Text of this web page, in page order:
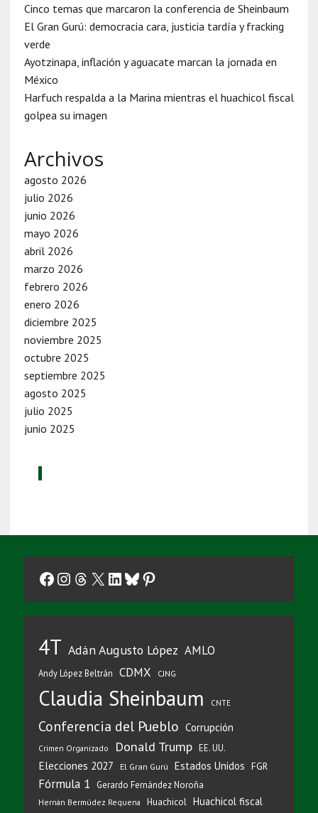
Cinco temas que marcaron la conferencia de Sheinbaum
El Gran Gurú: democracia cara, justicia tardía y fracking
verde
Ayotzinapa, inflación y aguacate marcan la jornada en
México
Harfuch respalda a la Marina mientras el huachicol fiscal
golpea su imagen
Archivos
agosto 2026
julio 2026
junio 2026
mayo 2026
abril 2026
marzo 2026
febrero 2026
enero 2026
diciembre 2025
noviembre 2025
octubre 2025
septiembre 2025
agosto 2025
julio 2025
junio 2025
Facebook
Instagram
Threads
X LinkedIn
Bluesky
Pinterest
4T Adán Augusto López AMLO
Andy López Beltrán CDMX CJNG
Claudia Sheinbaum CNTE
Conferencia del Pueblo Corrupción
Crimen Organizado Donald Trump EE. UU.
Elecciones 2027 El Gran Gurú Estados Unidos FGR
Fórmula 1 Gerardo Fernández Noroña
Hernán Bermúdez Requena Huachicol Huachicol fiscal